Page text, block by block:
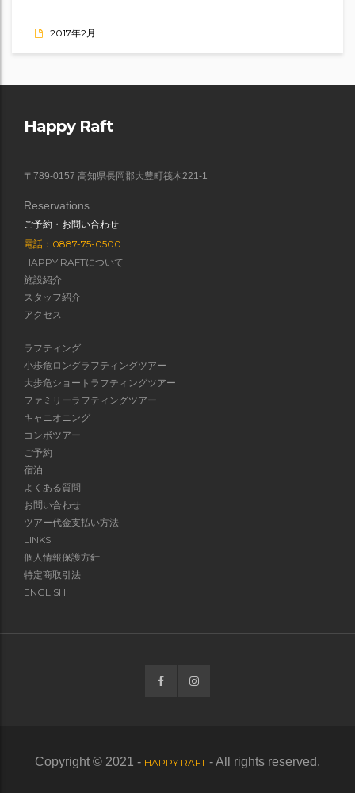
2017年2月
Happy Raft
〒789-0157 高知県長岡郡大豊町筏木221-1
Reservations
ご予約・お問い合わせ
電話：0887-75-0500
HAPPY RAFTについて
施設紹介
スタッフ紹介
アクセス
ラフティング
小歩危ロングラフティングツアー
大歩危ショートラフティングツアー
ファミリーラフティングツアー
キャニオニング
コンボツアー
ご予約
宿泊
よくある質問
お問い合わせ
ツアー代金支払い方法
LINKS
個人情報保護方針
特定商取引法
ENGLISH
Copyright © 2021 - HAPPY RAFT - All rights reserved.